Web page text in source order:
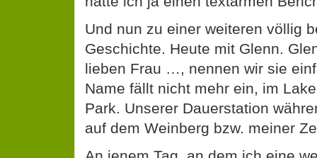
Und nun zu einer weiteren völlig
Geschichte. Heute mit Glenn.
lieben Frau …, nennen wir sie
Name fällt nicht mehr ein, im
Park. Unserer Dauerstation
auf dem Weinberg bzw. meiner